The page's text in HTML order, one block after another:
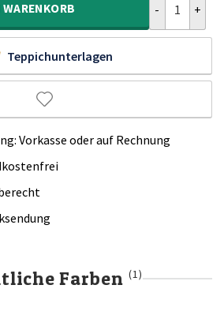
WARENKORB
Teppichunterlagen
Vorkasse oder auf Rechnung
Farben(1)